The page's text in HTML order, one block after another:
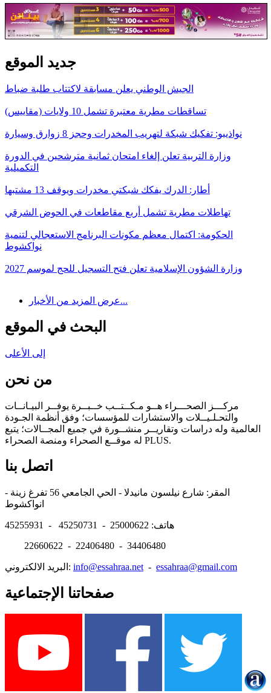
جديد الموقع
الجيش الوطني يعلن مسابقة لاكتتاب طلبة ضباط
تساقطات مطرية معتبرة تشمل 10 ولايات (مقاييس)
نواذيبو: تفكيك شبكة لتهريب المخدرات وحجز 8 زوارق وسيارة
وزارة التربية تعلن إلغاء امتحان ثمانية مترشحين في الدورة
التكميلية
أطار: الدرك يفكك شبكتي مخدرات ويوقف 13 مشتبها
تهاطلات مطرية تشمل أربع مقاطعات في الحوض الشرقي
الحكومة: اكتمال معظم مكونات البرنامج الاستعجالي لتنمية
نواكشوط
وزارة الشؤون الإسلامية تعلن فتح التسجيل للحج لموسم 2027
عرض المزيد من الأخبار...
البحث في الموقع
إلى الأعلى
من نحن
مركـــز الصحـــراء هــو مـكــتــب خــبــرة يوفــر البيـانــات
والتحـلـيــلات والاستشارات للمؤسسات؛ وفق أنظمة الجـودة
العالمية وله دراسات وتقاريــر منشــورة في جميع المجــالات؛ يتبع
له موقــع الصحراء ومنصة الصحراء PLUS.
اتصل بنا
المقر: شارع نيلسون مانيدلا - الحي الجامعي 56 تفرغ زينة -
هاتف: 25000622 - 45250731 - 45255931
22660622 - 22406480 - 34406480
البريد الالكتروني: info@essahraa.net - essahraa@gmail.com
صفحاتنا الإجتماعية